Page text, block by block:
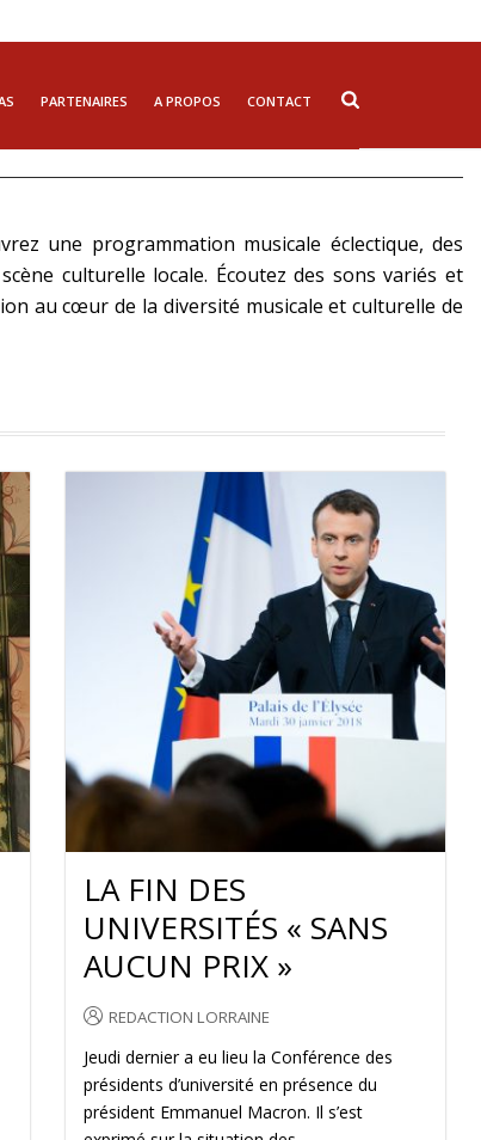
PARTENAIRES A PROPOS CONTACT
une programmation musicale éclectique, des
culturelle locale. Écoutez des sons variés et
au cœur de la diversité musicale et culturelle de
LA FIN DES
UNIVERSITÉS « SANS
AUCUN PRIX »
REDACTION LORRAINE
Jeudi dernier a eu lieu la Conférence des
présidents d’université en présence du
président Emmanuel Macron. Il s’est